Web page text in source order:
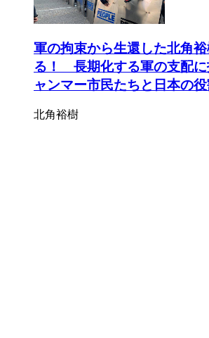
軍の拘束から生還した北角
る！ 長期化する軍の支配に
ャンマー市民たちと日本の役
北角裕樹